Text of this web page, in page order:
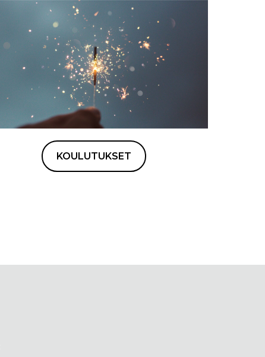
KOULUTUKSET